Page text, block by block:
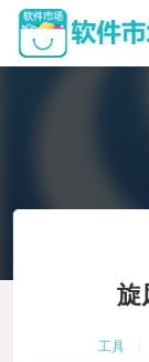
旋
工具